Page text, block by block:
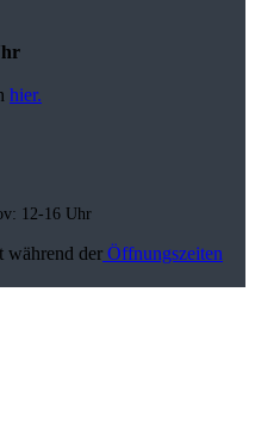
hier.
12-16 Uhr
während der Öffnungszeiten